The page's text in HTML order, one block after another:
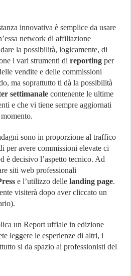
innovativa è semplice da usare
network di affiliazione
la possibilità, logicamente, di
i vari strumenti direporting per
vendite e delle commissioni
ma soprattutto ti dà la possibilità
settimanale contenente le ultime
e che vi tiene sempre aggiornati
sono in proporzione al traffico
per avere commissioni elevate ci
è decisivo l’aspetto tecnico. Ad
siti web professionali
e l’utilizzo dellelanding page.
visiterà dopo aver cliccato un
un Report uffiale in edizione
leggere le esperienze di altri, i
si da spazio ai professionisti del